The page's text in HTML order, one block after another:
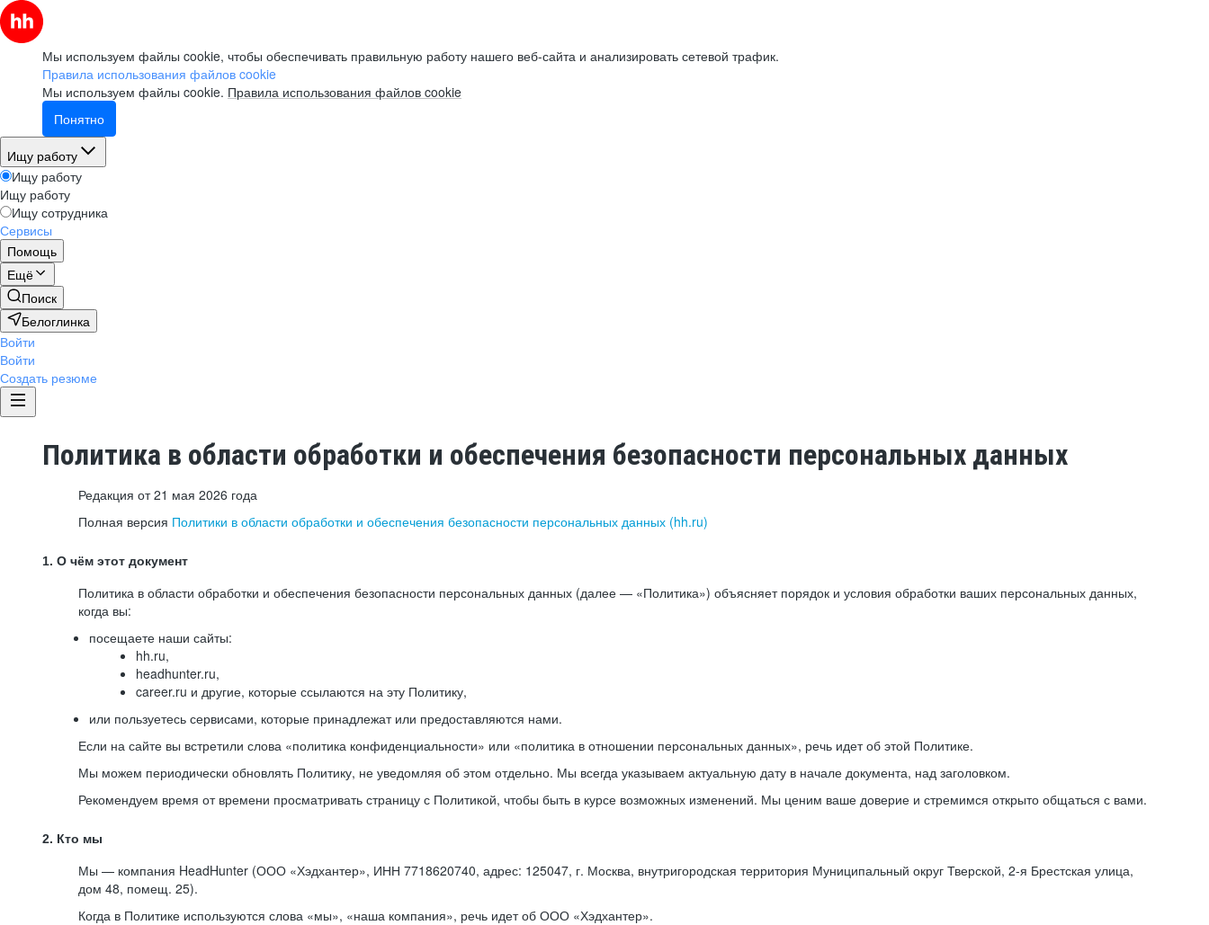
Мы используем файлы cookie, чтобы обеспечивать правильную работу нашего веб-сайта и анализировать сетевой трафик.
Правила использования файлов cookie
Мы используем файлы cookie. Правила использования файлов cookie
Понятно
Ищу работу
Ищу работу
Ищу работу
Ищу сотрудника
Сервисы
Помощь
Ещё
Поиск
Белоглинка
Войти
Войти
Создать резюме
Политика в области обработки и обеспечения безопасности персональных данных
Редакция от 21 мая 2026 года
Полная версия Политики в области обработки и обеспечения безопасности персональных данных (hh.ru)
1. О чём этот документ
Политика в области обработки и обеспечения безопасности персональных данных (далее — «Политика») объясняет порядок и условия обработки ваших персональных данных,
когда вы:
посещаете наши сайты:
hh.ru,
headhunter.ru,
career.ru и другие, которые ссылаются на эту Политику,
или пользуетесь сервисами, которые принадлежат или предоставляются нами.
Если на сайте вы встретили слова «политика конфиденциальности» или «политика в отношении персональных данных», речь идет об этой Политике.
Мы можем периодически обновлять Политику, не уведомляя об этом отдельно. Мы всегда указываем актуальную дату в начале документа, над заголовком.
Рекомендуем время от времени просматривать страницу с Политикой, чтобы быть в курсе возможных изменений. Мы ценим ваше доверие и стремимся открыто общаться с вами.
2. Кто мы
Мы — компания HeadHunter (ООО «Хэдхантер», ИНН 7718620740, адрес: 125047, г. Москва, внутригородская территория Муниципальный округ Тверской, 2-я Брестская улица,
дом 48, помещ. 25).
Когда в Политике используются слова «мы», «наша компания», речь идет об ООО «Хэдхантер».